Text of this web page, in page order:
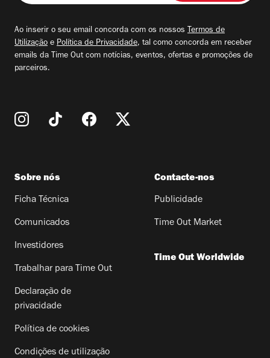
seu
Ao inserir o seu email concorda com os nossos Termos de
Utilização e Política de Privacidade, tal como concorda em receber
emails da Time Out com notícias, eventos, ofertas e promoções de
parceiros.
Sobre nós
Ficha Técnica
Comunicados
Investidores
Trabalhar para Time Out
Declaração de
privacidade
Política de cookies
Condições de utilização
Contacte-nos
Publicidade
Time Out Market
Time Out Worldwide